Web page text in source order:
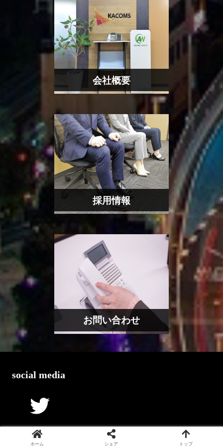
会社概要
採用情報
お問い合わせ
social media
ホーム シェア トップ